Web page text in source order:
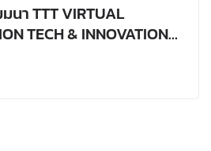
า TTT VIRTUAL
TECH & INNOVATION